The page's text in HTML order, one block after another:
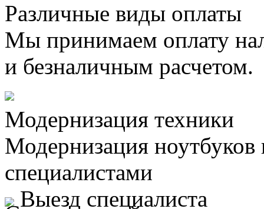
Различные виды оплаты
Мы принимаем оплату
и безналичным расчетом.
Модернизация техники
Модернизация
специалистами
Выезд специалиста